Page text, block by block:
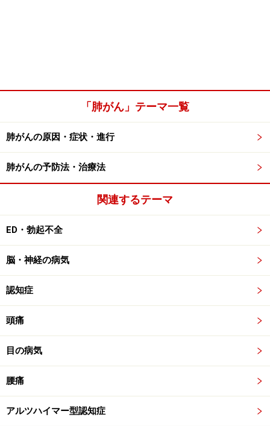
「肺がん」テーマ一覧
肺がんの原因・症状・進行
肺がんの予防法・治療法
関連するテーマ
ED・勃起不全
脳・神経の病気
認知症
頭痛
目の病気
腰痛
アルツハイマー型認知症